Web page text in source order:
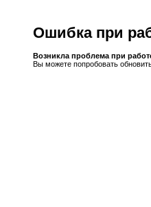
Ошибка при
Возникла проблема при
Вы можете попробовать